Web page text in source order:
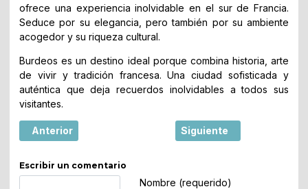
ofrece una experiencia inolvidable en el sur de Francia.
Seduce por su elegancia, pero también por su ambiente
acogedor y su riqueza cultural.
Burdeos es un destino ideal porque combina historia, arte
de vivir y tradición francesa. Una ciudad sofisticada y
auténtica que deja recuerdos inolvidables a todos sus
visitantes.
Artículo anterior: Collioure, el tesoro mediterráneo entre
Anterior Artículo siguiente: El
Siguiente
Escribir un comentario
Nombre (requerido)